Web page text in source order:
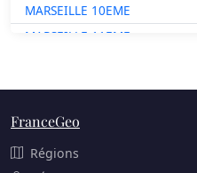
MARSEILLE 10EME
MARSEILLE 11EME
MARSEILLE 13EME
MARSEILLE 14EME
MARSEILLE 16EME
FranceGeo
Régions